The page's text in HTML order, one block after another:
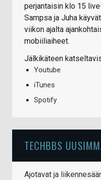
perjantaisin klo 15
Sampsa ja Juha
viikon ajalta
mobiiliaiheet.
Jälkikäteen
Youtube
iTunes
Spotify
TECHBBS
Ajotavat ja